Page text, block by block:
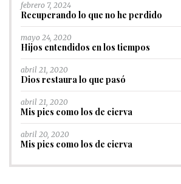
febrero 7, 2024
Recuperando lo que no he perdido
mayo 24, 2020
Hijos entendidos en los tiempos
abril 21, 2020
Dios restaura lo que pasó
abril 21, 2020
Mis pies como los de cierva
abril 20, 2020
Mis pies como los de cierva